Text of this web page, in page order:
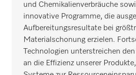
und Chemikalienverbräuche
innovative Programme, die
Aufbereitungsresultate bei
Materialschonung erzielen.
Technologien unterstreichen
an die Effizienz unserer